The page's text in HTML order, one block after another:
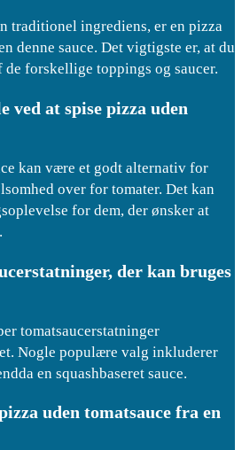
traditionel ingrediens, er en pizza
denne sauce. Det vigtigste er, at du
forskellige toppings og saucer.
ved at spise pizza uden
kan være et godt alternativ for
over for tomater. Det kan
for dem, der ønsker at
der kan bruges
tomatsaucerstatninger
Nogle populære valg inkluderer
en squashbaseret sauce.
uden tomatsauce fra en